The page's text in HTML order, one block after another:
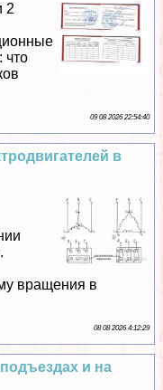
2
что
09 08 2026 22:54:40
в
вращения в
08 08 2026 4:12:29
и на